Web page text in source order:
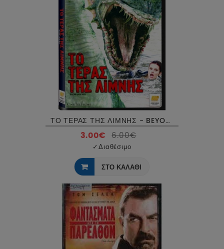
ΤΟ ΤΕΡΑΣ ΤΗΣ ΛΙΜΝΗΣ - BEYOND LOCH NESS DVD USED
3.00€ 6.00€
✓Διαθέσιμο
ΣΤΟ ΚΑΛΑΘΙ